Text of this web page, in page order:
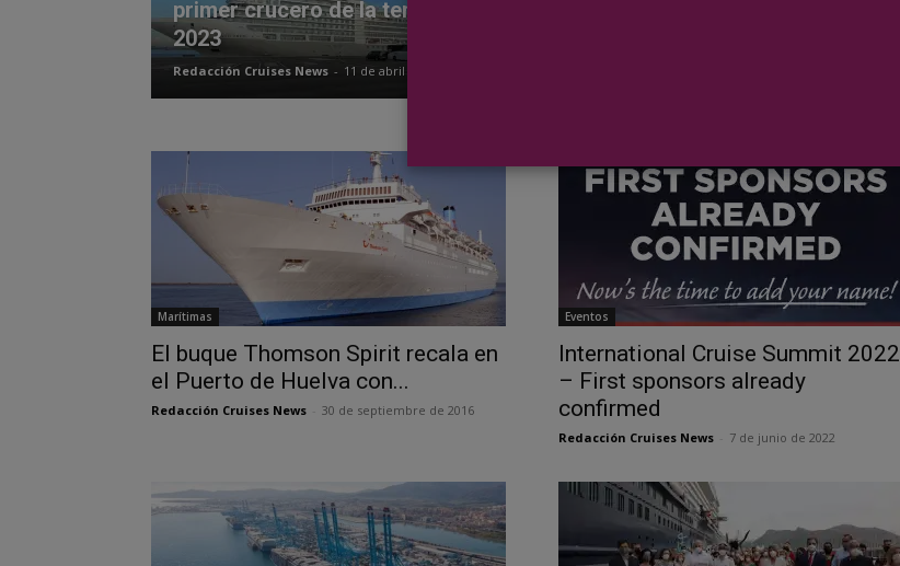
primer crucero de la temporada
2023
Redacción Cruises News - 11 de abril de 2023
Marítimas
El buque Thomson Spirit recala en
el Puerto de Huelva con...
Redacción Cruises News 30 de septiembre de 2016
Eventos
International Cruise Summit 2022
– First sponsors already
confirmed
Redacción Cruises News 7 de junio de 2022